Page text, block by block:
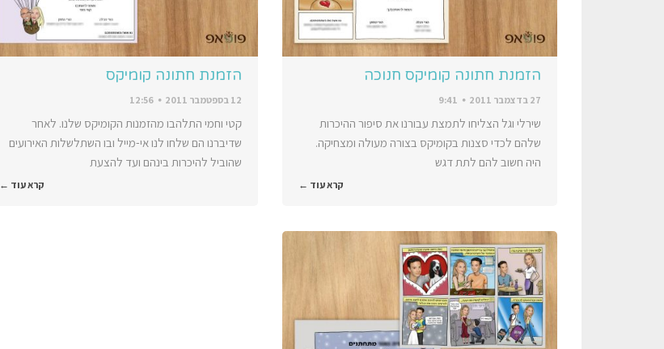
הזמנת חתונה קומיקס חנוכה
27 בדצמבר 2011 9:41
שירלי וגל הצליחו לתמצת עבורנו את סיפור ההיכרות
שלהם לכדי סצנות בקומיקס בצורה מעולה ומצחיקה.
היה חשוב להם לתת דגש
קרא עוד ←
הזמנת חתונה קומיקס
12 בספטמבר 2011 12:56
קטי וחמי התלהבו מהזמנות הקומיקס שלנו. לאחר
שדיברנו הם שלחו לנו אי-מייל ובו השתלשלות האירועים
שהוביל להיכרות בינהם ועד להצעת
קרא עוד ←